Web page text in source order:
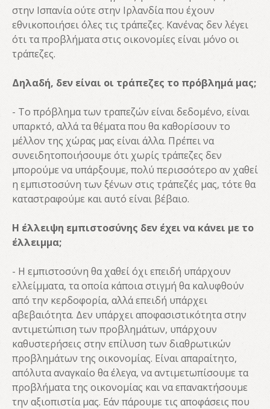
στην Ισπανία ούτε στην Ιρλανδία που έχουν
εθνικοποιήσει όλες τις τράπεζες. Κανένας δεν λέγει
ότι τα προβλήματα στις οικονομίες είναι μόνο οι
τράπεζες.
Δηλαδή, δεν είναι οι τράπεζες το πρόβλημά μας;
- Το πρόβλημα των τραπεζών είναι δεδομένο, είναι
υπαρκτό, αλλά τα θέματα που θα καθορίσουν το
μέλλον της χώρας μας είναι άλλα. Πρέπει να
συνειδητοποιήσουμε ότι χωρίς τράπεζες δεν
μπορούμε να υπάρξουμε, πολύ περισσότερο αν χαθεί
η εμπιστοσύνη των ξένων στις τράπεζές μας, τότε θα
καταστραφούμε και αυτό είναι βέβαιο.
Η έλλειψη εμπιστοσύνης δεν έχει να κάνει με το
έλλειμμα;
- Η εμπιστοσύνη θα χαθεί όχι επειδή υπάρχουν
ελλείμματα, τα οποία κάποια στιγμή θα καλυφθούν
από την κερδοφορία, αλλά επειδή υπάρχει
αβεβαιότητα. Δεν υπάρχει αποφασιστικότητα στην
αντιμετώπιση των προβλημάτων, υπάρχουν
καθυστερήσεις στην επίλυση των διαθρωτικών
προβλημάτων της οικονομίας. Είναι απαραίτητο,
απόλυτα αναγκαίο θα έλεγα, να αντιμετωπίσουμε τα
προβλήματα της οικονομίας και να επανακτήσουμε
την αξιοπιστία μας. Εάν πάρουμε τις αποφάσεις που